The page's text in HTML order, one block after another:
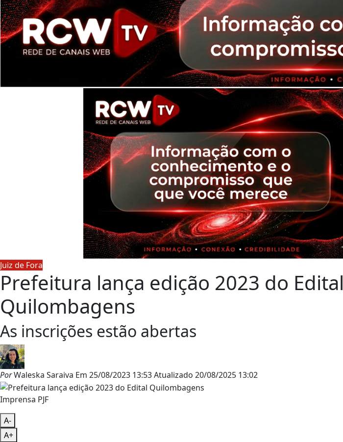
Juiz de Fora
Prefeitura lança edição 2023 do Edital
Quilombagens
As inscrições estão abertas
PorWaleska Saraiva Em 25/08/2023 13:53Atualizado 20/08/2025 13:02
Imprensa PJF
A-
A+